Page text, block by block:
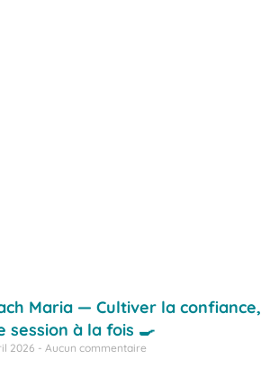
Maria — Cultiver la confiance,
session à la fois 🍳
2026 Aucun commentaire